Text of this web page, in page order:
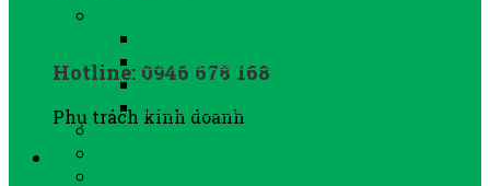
Hotline: 0946 678 168
Phụ trách kinh doanh
Máy sấy khí Jmec
Máy sấy khí nén Lode Star
Thiết bị After Cooler
PHỤ TÙNG MÁY NITƠ